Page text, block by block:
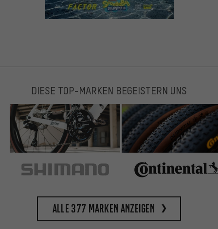
DIESE TOP-MARKEN BEGEISTERN UNS
Alle 377 Marken anzeigen